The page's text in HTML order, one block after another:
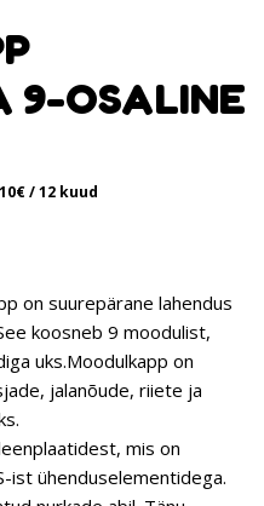
9-OSALINE
€/ 12 kuud
on suurepärane lahendus
koosneb 9 moodulist,
uks.Moodulkapp on
jalanõude, riiete ja
mis on
ist ühenduselementidega.